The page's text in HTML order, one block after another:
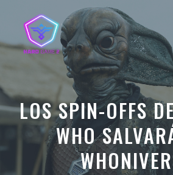
contenido
LOS SPIN-OFFS
WHO